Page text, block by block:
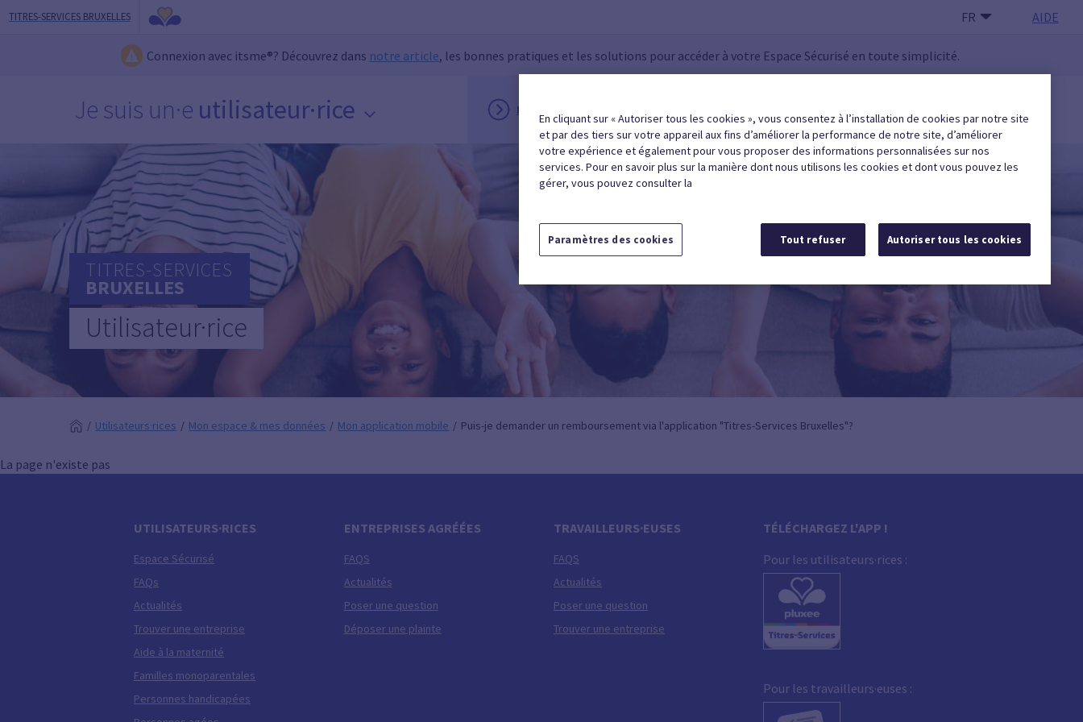
TITRES-SERVICES BRUXELLES FR AIDE
Connexion avec itsme®? Découvrez dans notre article, les bonnes pratiques et les solutions pour accéder à votre Espace Sécurisé en toute simplicité.
Je suis un·e utilisateur·rice INSCRIPTION
Trouver une entreprise agréée
TITRES-SERVICES
BRUXELLES
Utilisateur·rice
Utilisateurs·rices Mon espace & mes données Mon application mobile Puis-je demander un remboursement via l'application "Titres-Services Bruxelles"?
La page n'existe pas
UTILISATEURS·RICES
Espace Sécurisé
FAQs
Actualités
Trouver une entreprise
Aide à la maternité
Familles monoparentales
Personnes handicapées
ENTREPRISES AGRÉÉES
FAQS
Actualités
Poser une question
Déposer une plainte
TRAVAILLEURS·EUSES
FAQS
Actualités
Poser une question
Trouver une entreprise
TÉLÉCHARGEZ L'APP !
Pour les utilisateurs·rices :
Pour les travailleurs·euses :
En cliquant sur « Autoriser tous les cookies », vous consentez à l’installation de cookies par notre site
et par des tiers sur votre appareil aux fins d’améliorer la performance de notre site, d’améliorer
votre expérience et également pour vous proposer des informations personnalisées sur nos
services. Pour en savoir plus sur la manière dont nous utilisons les cookies et dont vous pouvez les
gérer, vous pouvez consulter la
Paramètres des cookies Tout refuser Autoriser tous les cookies